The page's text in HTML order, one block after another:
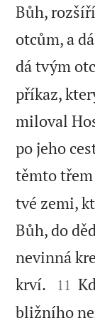
Bůh,
otcům, a
dá tvým
příkaz,
miloval
po jeho
těmto
tvé zemi,
Bůh, do
nevinná
krví.


11
bližního